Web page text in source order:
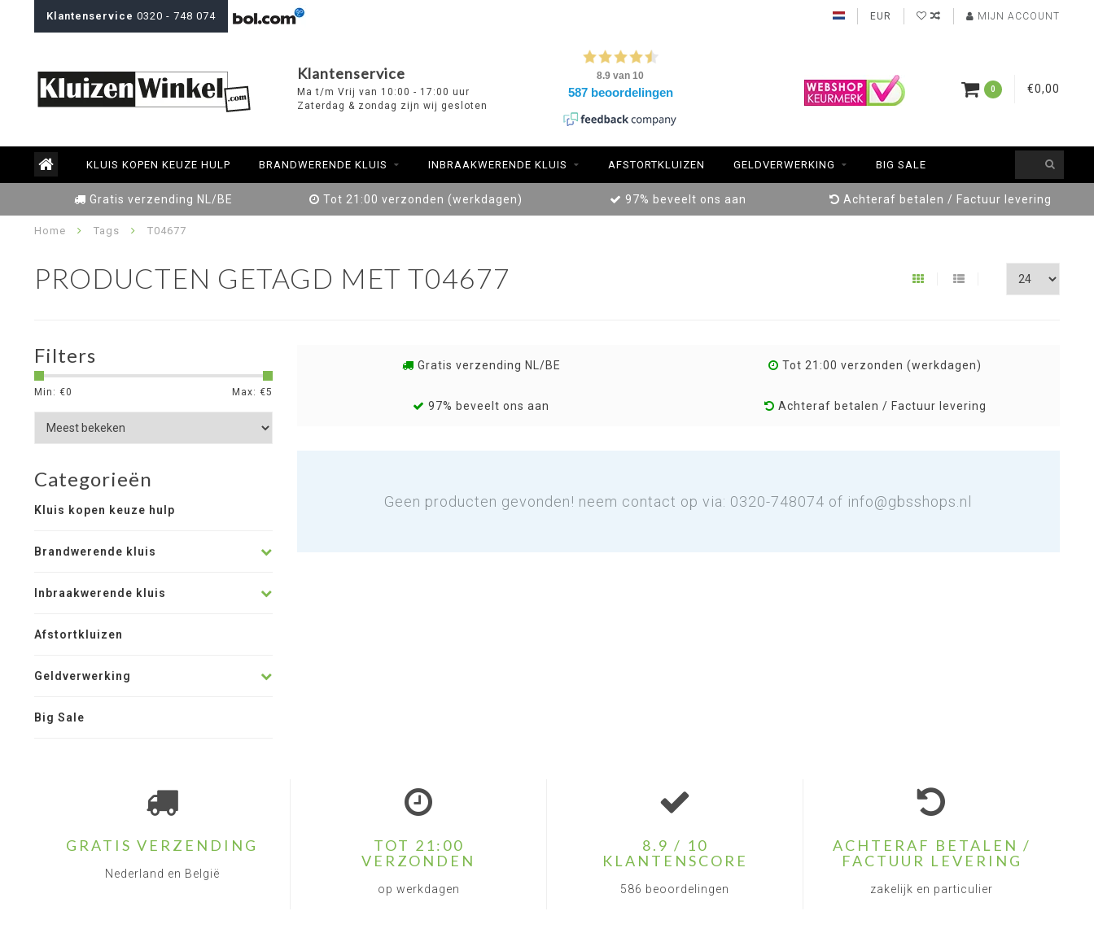
Klantenservice 0320 - 748 074 EUR MIJN ACCOUNT
Klantenservice
Ma t/m Vrij van 10:00 - 17:00 uur
Zaterdag & zondag zijn wij gesloten
0 €0,00
KLUIS KOPEN KEUZE HULP BRANDWERENDE KLUIS INBRAAKWERENDE KLUIS AFSTORTKLUIZEN GELDVERWERKING BIG SALE
Gratis verzending NL/BE Tot 21:00 verzonden (werkdagen) 97% beveelt ons aan Achteraf betalen / Factuur levering
Home Tags T04677
PRODUCTEN GETAGD MET T04677
Filters
Min: €0 Max: €5
Categorieën
Kluis kopen keuze hulp
Brandwerende kluis
Inbraakwerende kluis
Afstortkluizen
Geldverwerking
Big Sale
Gratis verzending NL/BE Tot 21:00 verzonden (werkdagen)
97% beveelt ons aan Achteraf betalen / Factuur levering
Geen producten gevonden! neem contact op via: 0320-748074 of info@gbsshops.nl
GRATIS VERZENDING
Nederland en België
TOT 21:00
VERZONDEN
op werkdagen
8.9 / 10
KLANTENSCORE
586 beoordelingen
ACHTERAF BETALEN /
FACTUUR LEVERING
zakelijk en particulier